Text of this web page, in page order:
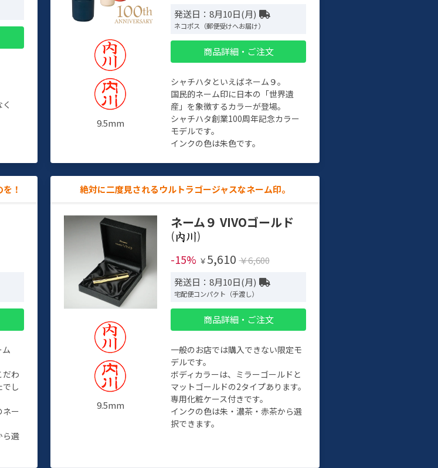
9.5mm
発送日：8月10日(月)
ネコポス（郵便受けへお届け）
商品詳細・ご注文
シャチハタといえばネーム９。
国民的ネーム印に日本の「世界遺
産」を象徴するカラーが登場。
シャチハタ創業100周年記念カラー
モデルです。
インクの色は朱色です。
！
だわ
し
ネー
ら選
絶対に二度見されるウルトラゴージャスなネーム印。
9.5mm
ネーム９ VIVOゴールド
(
)
-15% ￥ 5,610 ￥6,600
発送日：8月10日(月)
宅配便コンパクト（手渡し）
商品詳細・ご注文
一般のお店では購入できない限定モ
デルです。
ボディカラーは、ミラーゴールドと
マットゴールドの2タイプあります。
専用化粧ケース付きです。
インクの色は朱・濃茶・赤茶から選
択できます。